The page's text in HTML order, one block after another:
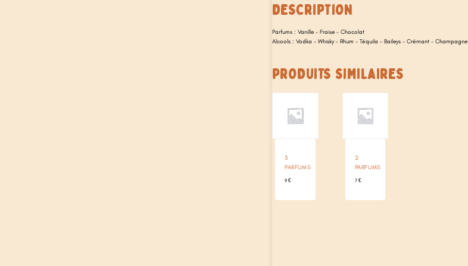
DESCRIPTION
Parfums : Vanille – Fraise – Chocolat
Alcools : Vodka – Whisky – Rhum – Téquila – Baileys – Crémant – Champagne
PRODUITS SIMILAIRES
3
PARFUMS
9 €
2
PARFUMS
7 €